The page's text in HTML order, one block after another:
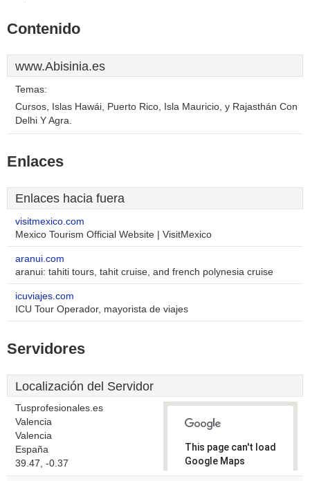
Contenido
www.Abisinia.es
Temas:
Cursos, Islas Hawái, Puerto Rico, Isla Mauricio, y Rajasthán Con
Delhi Y Agra.
Enlaces
Enlaces hacia fuera
visitmexico.com
Mexico Tourism Official Website | VisitMexico
aranui.com
aranui: tahiti tours, tahit cruise, and french polynesia cruise
icuviajes.com
ICU Tour Operador, mayorista de viajes
Servidores
Localización del Servidor
Tusprofesionales.es
Valencia
Valencia
España
39.47, -0.37
This page can't load
Google Maps
correctly.